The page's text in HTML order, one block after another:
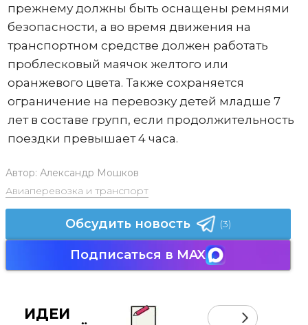
прежнему должны быть оснащены ремнями
безопасности, а во время движения на
транспортном средстве должен работать
проблесковый маячок желтого или
оранжевого цвета. Также сохраняется
ограничение на перевозку детей младше 7
лет в составе групп, если продолжительность
поездки превышает 4 часа.
Автор: Александр Мошков
Авиаперевозка и транспорт
Обсудить новость (3)
Подписаться в MAX
ИДЕИ